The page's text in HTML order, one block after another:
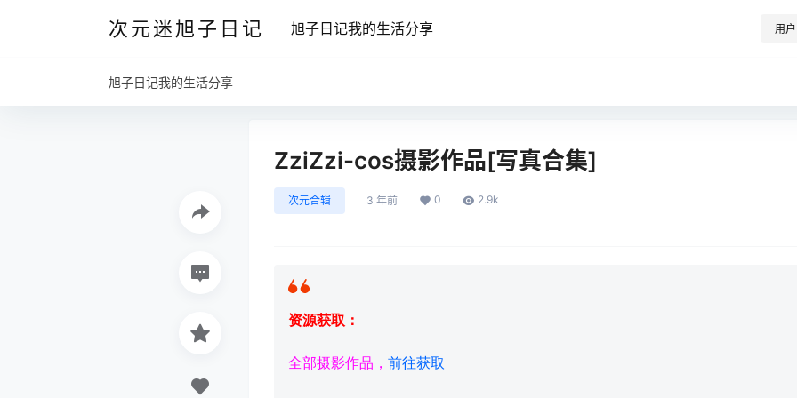
次元迷旭子日记 旭子日记我的生活分享 用户
旭子日记我的生活分享
ZziZzi-cos摄影作品[写真合集]
次元合辑 3 年前 0 2.9k
资源获取：
全部摄影作品， 前往获取